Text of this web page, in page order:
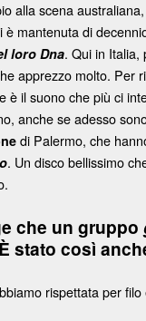
alla scena
è mantenuta di
loro Dna. Qui in Italia,
apprezzo molto. Per
è il suono che più ci
anche se adesso
di Palermo, che
. Un disco bellissimo
che un gruppo
stato così
rispettata per